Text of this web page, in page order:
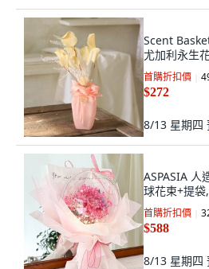
Scent
尤加利永生
首購折扣價
$272
8/13 星期四
ASPASIA 人
球花束+提
首購折扣價
$588
8/13 星期四